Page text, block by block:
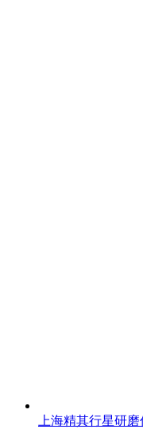
上海精其行星研